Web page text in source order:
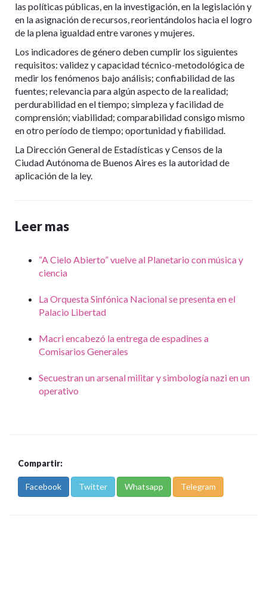
las políticas públicas, en la investigación, en la legislación y
en la asignación de recursos, reorientándolos hacia el logro
de la plena igualdad entre varones y mujeres.
Los indicadores de género deben cumplir los siguientes
requisitos: validez y capacidad técnico-metodológica de
medir los fenómenos bajo análisis; confiabilidad de las
fuentes; relevancia para algún aspecto de la realidad;
perdurabilidad en el tiempo; simpleza y facilidad de
comprensión; viabilidad; comparabilidad consigo mismo
en otro período de tiempo; oportunidad y fiabilidad.
La Dirección General de Estadísticas y Censos de la
Ciudad Autónoma de Buenos Aires es la autoridad de
aplicación de la ley.
Leer mas
“A Cielo Abierto” vuelve al Planetario con música y
ciencia
La Orquesta Sinfónica Nacional se presenta en el
Palacio Libertad
Macri encabezó la entrega de espadines a
Comisarios Generales
Secuestran un arsenal militar y simbología nazi en un
operativo
Compartir:
Facebook Twitter Whatsapp Telegram